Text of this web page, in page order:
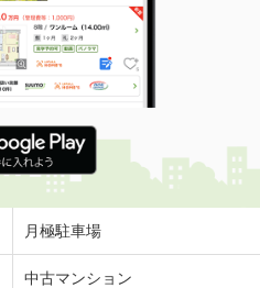
月極駐車場
中古マンション